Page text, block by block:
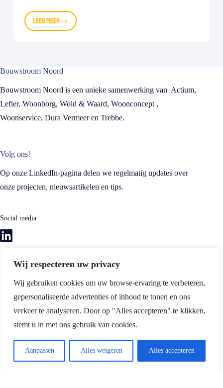
Wij respecteren uw privacy
Wij gebruiken cookies om uw browse-ervaring te verbeteren,
gepersonaliseerde advertenties of inhoud te tonen en ons
verkeer te analyseren. Door op "Alles accepteren" te klikken,
stemt u in met ons gebruik van cookies.
Aanpassen Alles weigeren Alles accepteren
Lees meerSchildwolde
terugkerende
Bouwstroom Noord
Bouwstroom Noord is een unieke samenwerking van Actium,
Lefier, Woonborg, Wold & Waard, Woonconcept ,
Woonservice, Dura Vermeer en Trebbe.
Volg ons!
Op onze LinkedIn-pagina delen we regelmatig updates over
onze projecten, nieuwsartikelen en tips.
Social media
Ga snel naar:
Actuele berichten
Projecten
CONTACT